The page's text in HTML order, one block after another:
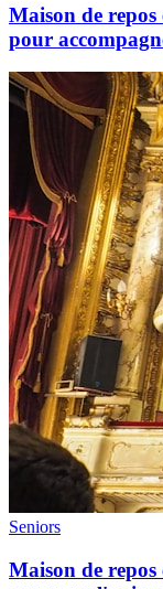
Maison de repos
pour
Seniors
Maison de